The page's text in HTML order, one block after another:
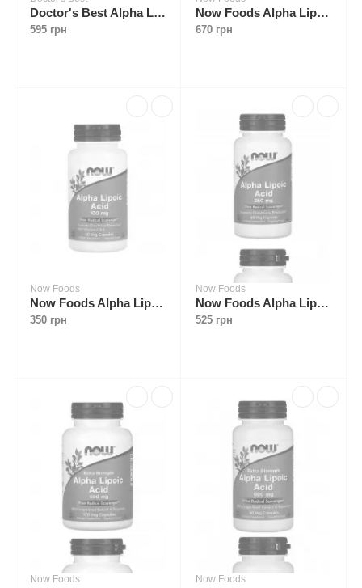
Doctor's Best Alpha Lipoic Acid 150 mg 120 caps
595 грн
Now Foods Alpha Lipoic Acid 100 mg 120 caps
670 грн
Now Foods
Now Foods Alpha Lipoic Acid 100 mg 60 caps
350 грн
Now Foods
Now Foods Alpha Lipoic Acid 250 mg 60 caps
525 грн
Now Foods Now Foods